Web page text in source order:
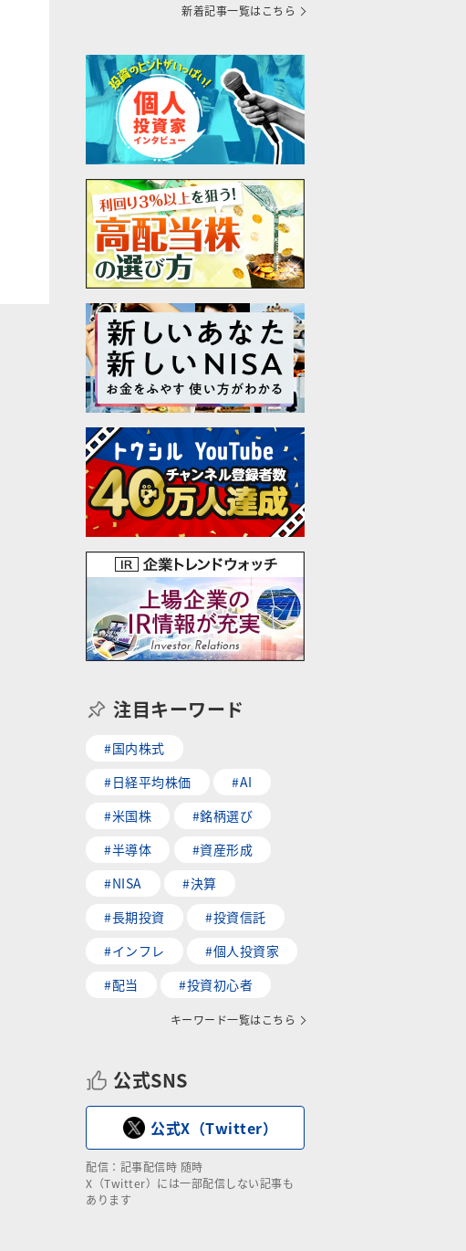
新着記事一覧はこちら
注目キーワード
#国内株式
#日経平均株価
#AI
#米国株
#銘柄選び
#半導体
#資産形成
#NISA
#決算
#長期投資
#投資信託
#インフレ
#個人投資家
#配当
#投資初心者
キーワード一覧はこちら
公式SNS
公式X（Twitter）
配信：記事配信時 随時
X（Twitter）には一部配信しない記事も
あります